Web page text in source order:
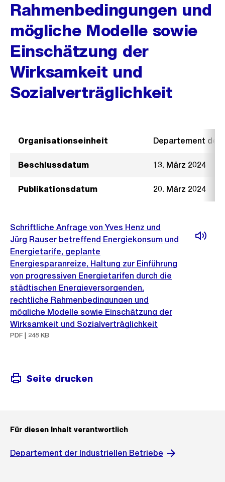
Rahmenbedingungen und
mögliche Modelle sowie
Einschätzung der
Wirksamkeit und
Sozialverträglichkeit
Organisationseinheit Departement der
Beschlussdatum 13. März 2024
Publikationsdatum 20. März 2024
Schriftliche Anfrage von Yves Henz und
Jürg Rauser betreffend Energiekonsum und
Energietarife, geplante
Energiesparanreize, Haltung zur Einführung
von progressiven Energietarifen durch die
städtischen Energieversorgenden,
rechtliche Rahmenbedingungen und
mögliche Modelle sowie Einschätzung der
Wirksamkeit und Sozialverträglichkeit
PDF | 248 KB
Seite drucken
Für diesen Inhalt verantwortlich
Departement der Industriellen Betriebe